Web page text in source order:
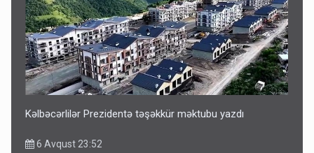
Kəlbəcərlilər Prezidentə təşəkkür məktubu yazdı
6 Avqust 23:52